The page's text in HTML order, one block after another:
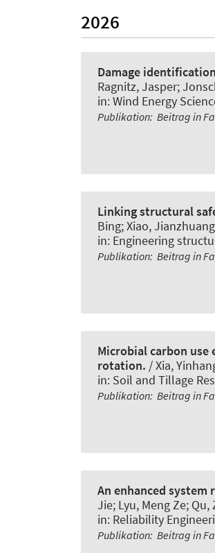
2026
Damage
Ragnitz, Jasper;
in:Wind Energy
Publikation: Beitrag in
Linking structural
Bing; Xiao, Jianzhuang
in: Engineering
Publikation: Beitrag in
Microbial carbon
rotation. / Xia,
in: Soil and Tillage
Publikation: Beitrag in
An enhanced
Jie; Lyu, Meng Ze; Qu,
in: Reliability
Publikation: Beitrag in